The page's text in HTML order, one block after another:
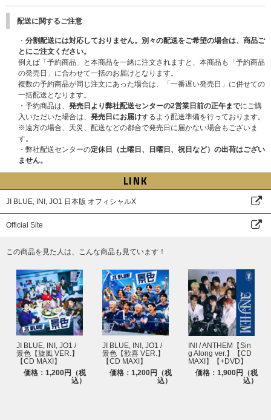
・関東会場…各メンバー300名／合計3,600名様 ・関西会場…各メンバー30
┗【Ｓ賞】【A賞】【B賞】開催日
・関東会場…2026年6月27日（土）開催予定 ・関西会場…2026年7月5日
（日）開催予定
※開催日は変更になる可能性がございます。
【C賞】個別オンラインサイン会（合計360名様）
各メンバーとの個別オンラインサイン会…各メンバー30名様／合計360名様
【D賞】個別オンライントーク会（合計3,600名様）
各メンバーとの個別オンライントーク会…各メンバー300名様／合計3,600
名様
┗ 【C賞】【D賞】開催日
【応募期間】
2026年6月2日（火）11:00 ～ 2026年6月14日（日）23:59
●1回目
●2回目
応募期間：2026年6月8日（月）11:00 ～ 2026年6月14日（日）23:59
当落発表：2026年6月19日（金）20:00頃
※応募抽選特典の詳細は公式サイトをご確認ください。
※初回プレス分のみの封入特典となります。初回分終了後も商品ページの表
記の変更はございません。ご了承ください。
応募抽選特典の詳細はこちら（外部サイトへ移動します）
配送に関するご注意
・ 分割配送には対応しておりません。別々の配送をご希望の場合は、商品ご
とにご注文ください。
例えば「予約商品」と本商品を一緒に注文されますと、本商品も「予約商品
の発売日」に合わせて一括のお届けとなります。
複数の予約商品が同じ注文にあった場合は、「一番遅い発売日」に併せての
一括配送となります。
・予約商品は、 発売日より弊社配送センターの2営業日前の正午までにご購
入いただいた場合は、 発売日にお届けするよう配送準備を行っております。
※遠方の場合、天災、配送などの都合で発売日に届かない場合もございま
す。
・弊社配送センターの定休日（土曜日、日曜日、祝日など）の出荷はござい
ません。
LINK
JI BLUE, INI, JO1 日本版 オフィシャルX
Official Site
この商品を見た人は、こんな商品も見ています！
JI BLUE, INI, JO1 /
景色【旋風 VER.】
【CD MAXI】
価格：1,200円（税
込）
JI BLUE, INI, JO1 /
景色【歓喜 VER.】
【CD MAXI】
価格：1,200円（税
込）
INI / ANTHEM【Sin
g Along ver.】【CD
MAXI】【+DVD】
価格：1,900円（税
込）